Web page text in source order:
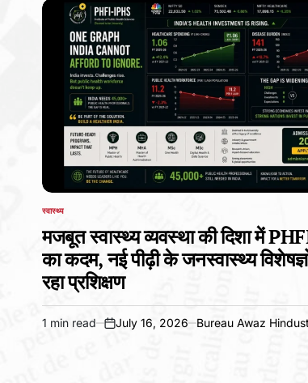
POSTED
स्वास्थ्य
मजबूत स्वास्थ्य व्यवस्था की दिशा में
का कदम, नई पीढ़ी के जनस्वास्थ्य
रहा प्रशिक्षण
Estimated
1 min read
on
July 16, 2026 Bureau Awaz